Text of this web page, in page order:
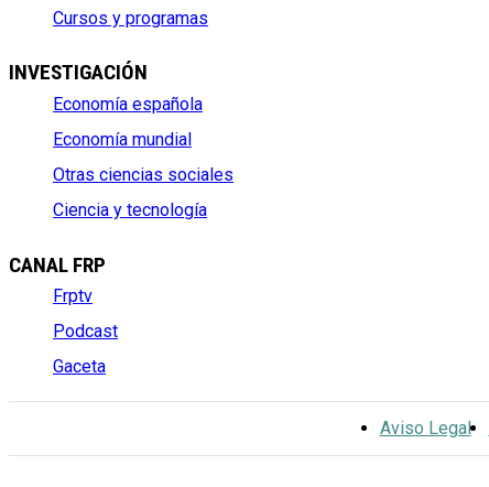
Cursos y programas
INVESTIGACIÓN
Economía española
Economía mundial
Otras ciencias sociales
Ciencia y tecnología
CANAL FRP
Frptv
Podcast
Gaceta
Aviso Legal